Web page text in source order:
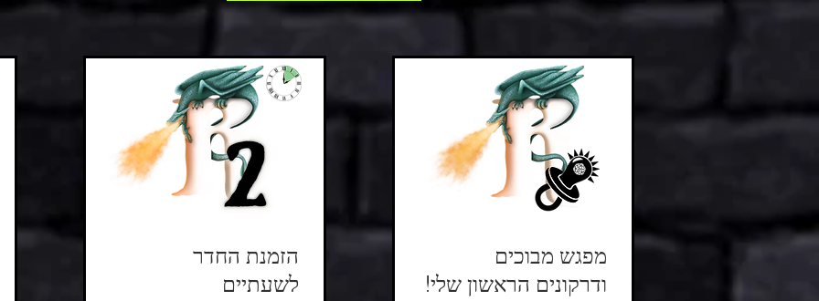
מפגש מבוכים
ודרקונים הראשון שלי!
הזמנת החדר
לשעתיים